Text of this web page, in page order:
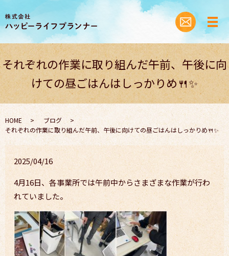
それぞれの作業に取り組んだ午前、午後に向
けての昼ごはんはしっかりめ🍴✨
HOME
ブログ
それぞれの作業に取り組んだ午前、午後に向けての昼ごはんはしっかりめ🍴✨
2025/04/16
4月16日、各事業所では午前中からさまざまな作業が行わ
れていました。